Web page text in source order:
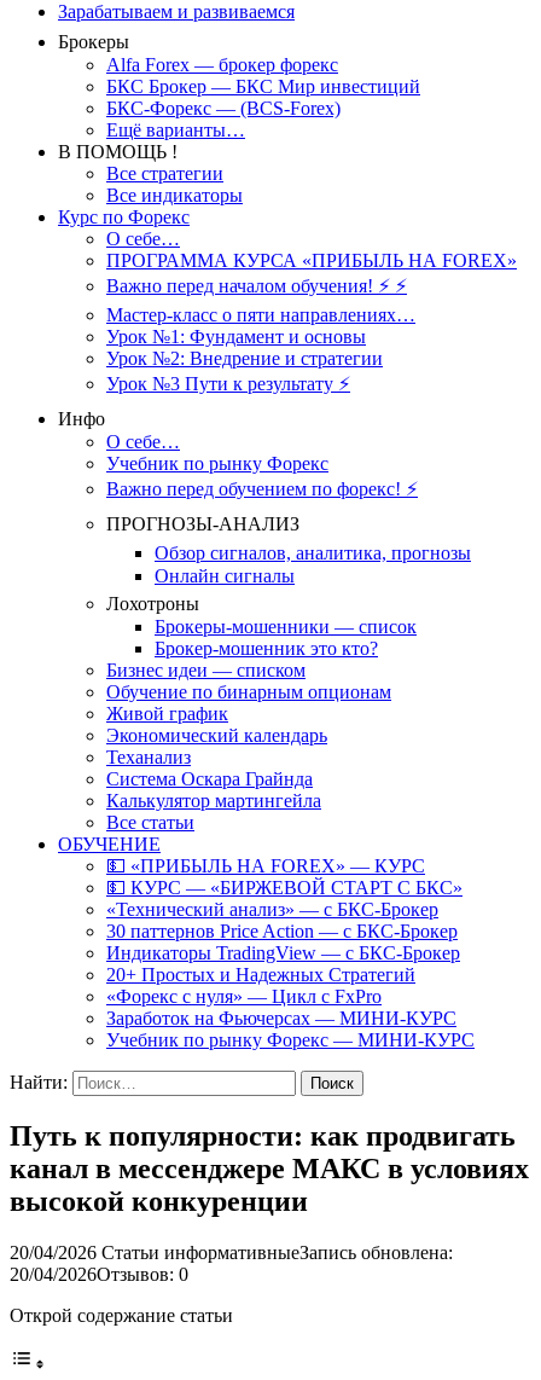
Зарабатываем и развиваемся
Брокеры
Alfa Forex — брокер форекс
БКС Брокер — БКС Мир инвестиций
БКС-Форекс — (BCS-Forex)
Ещё варианты…
В ПОМОЩЬ !
Все стратегии
Все индикаторы
Курс по Форекс
О себе…
ПРОГРАММА КУРСА «ПРИБЫЛЬ НА FOREX»
Важно перед началом обучения! ⚡ ⚡
Мастер-класс о пяти направлениях…
Урок №1: Фундамент и основы
Урок №2: Внедрение и стратегии
Урок №3 Пути к результату ⚡️
Инфо
О себе…
Учебник по рынку Форекс
Важно перед обучением по форекс! ⚡
ПРОГНОЗЫ-АНАЛИЗ
Обзор сигналов, аналитика, прогнозы
Онлайн сигналы
Лохотроны
Брокеры-мошенники — список
Брокер-мошенник это кто?
Бизнес идеи — списком
Обучение по бинарным опционам
Живой график
Экономический календарь
Теханализ
Система Оскара Грайнда
Калькулятор мартингейла
Все статьи
ОБУЧЕНИЕ
💵 «ПРИБЫЛЬ НА FOREX» — КУРС
💵 КУРС — «БИРЖЕВОЙ СТАРТ С БКС»
«Технический анализ» — с БКС-Брокер
30 паттернов Price Action — с БКС-Брокер
Индикаторы TradingView — с БКС-Брокер
20+ Простых и Надежных Стратегий
«Форекс с нуля» — Цикл с FxPro
Заработок на Фьючерсах — МИНИ-КУРС
Учебник по рынку Форекс — МИНИ-КУРС
Найти:
Путь к популярности: как продвигать
канал в мессенджере МАКС в условиях
высокой конкуренции
20/04/2026 Статьи информативныеЗапись обновлена:
20/04/2026Отзывов: 0
Открой содержание статьи